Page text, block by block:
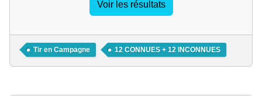
Voir les résultats
Tir en Campagne 12 CONNUES + 12 INCONNUES